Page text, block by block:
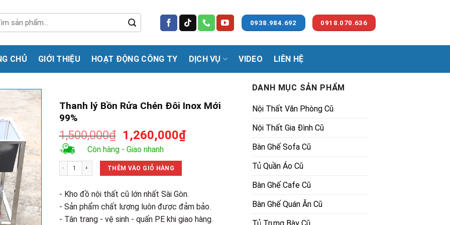
0938.984.692 0918.070.636
CHỦ GIỚI THIỆU HOẠT ĐỘNG CÔNG TY DỊCH VỤ VIDEO LIÊN HỆ
Thanh lý Bồn Rửa Chén Đôi Inox Mới
99%
1,500,000₫ Giá
gốc
là:
1,500,000₫.
1,260,000₫Giá
Còn hàng - Giao nhanh
Thanh lý Bồn Rửa Chén Đôi Inox Mới 99% số lượng
THÊM VÀO GIỎ HÀNG
- Kho đồ nội thất cũ lớn nhất Sài Gòn.
- Sản phẩm chất lượng luôn được đảm bảo.
- Tân trang - vệ sinh - quấn PE khi giao hàng.
DANH MỤC SẢN PHẨM
Nội Thất Văn Phòng Cũ
Nội Thất Gia Đình Cũ
Bàn Ghế Sofa Cũ
Tủ Quần Áo Cũ
Bàn Ghế Cafe Cũ
Bàn Ghế Quán Ăn Cũ
Tủ Trưng Bày Cũ